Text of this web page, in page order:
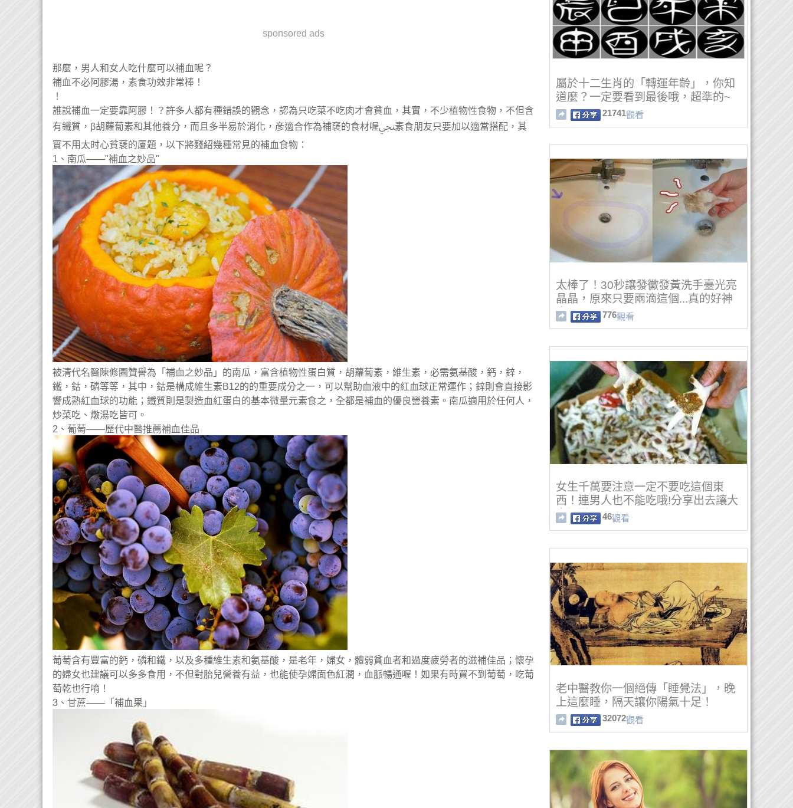
sponsored ads
那麼，男人和女人吃什麼可以補血呢？
補血不必阿膠湯，素食功效非常棒！
！
誰說補血一定要靠阿膠！？許多人都有種錯誤的觀念，認為只吃菜不吃肉才會貧血，其實，不少植物性食物，不但含
有鐵質，β胡蘿蔔素和其他養分，而且多半易於消化，彦適合作為補褎的食材喔ﷇ素食朋友只要加以適當搭配，其
實不用太时心貧褎的厦題，以下將䴼紹幾種常見的補血食物：
1、南瓜——"補血之妙品"
被清代名醫陳修園贊譽為「補血之妙品」的南瓜，富含植物性蛋白質，胡蘿蔔素，維生素，必需氨基酸，鈣，鋅，
鐵，鈷，磷等等，其中，鈷是構成維生素B12的的重要成分之一，可以幫助血液中的紅血球正常運作；鋅則會直接影
響成熟紅血球的功能；鐵質則是製造血紅蛋白的基本微量元素食之，全都是補血的優良營養素。南瓜適用於任何人，
炒菜吃、燉湯吃皆可。
2、葡萄——歷代中醫推薦補血佳品
葡萄含有豐富的鈣，磷和鐵，以及多種維生素和氨基酸，是老年，婦女，體弱貧血者和過度疲勞者的滋補佳品；懷孕
的婦女也建議可以多多食用，不但對胎兒營養有益，也能使孕婦面色紅潤，血脈暢通喔！如果有時買不到葡萄，吃葡
萄乾也行唷！
3、甘蔗——「補血果」
屬於十二生肖的「轉運年齡」，你知
道麼？一定要看到最後哦，超準的~
21741觀看
太棒了！30秒讓發黴發黃洗手臺光亮
晶晶，原來只要兩滴這個...真的好神
奇！
776觀看
女生千萬要注意一定不要吃這個東
西！連男人也不能吃哦!分享出去讓大
家知道吧！
46觀看
老中醫教你一個絕傳「睡覺法」，晚
上這麼睡，隔天讓你陽氣十足！
32072觀看